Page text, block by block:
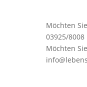
Möchten
03925/8008
Möchten